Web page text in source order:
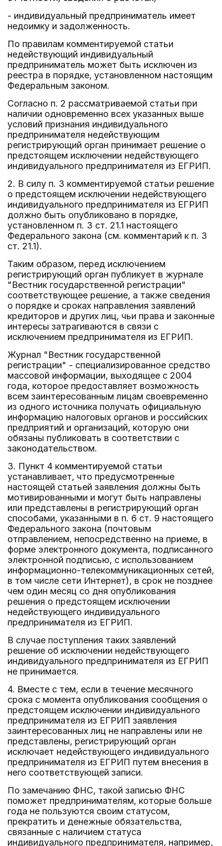
- индивидуальный предприниматель имеет
недоимку и задолженность.
По правилам комментируемой статьи
недействующий индивидуальный
предприниматель может быть исключен из
реестра в порядке, установленном настоящим
Федеральным законом.
Согласно п. 2 рассматриваемой статьи при
наличии одновременно всех указанных выше
условий признания индивидуального
предпринимателя недействующим
регистрирующий орган принимает решение о
предстоящем исключении недействующего
индивидуального предпринимателя из ЕГРИП.
2. В силу п. 3 комментируемой статьи решение
о предстоящем исключении недействующего
индивидуального предпринимателя из ЕГРИП
должно быть опубликовано в порядке,
установленном п. 3 ст. 21.1 настоящего
Федерального закона (см. комментарий к п. 3
ст. 21.1).
Таким образом, перед исключением
регистрирующий орган публикует в журнале
"Вестник государственной регистрации"
соответствующее решение, а также сведения
о порядке и сроках направления заявлений
кредиторов и других лиц, чьи права и законные
интересы затрагиваются в связи с
исключением предпринимателя из ЕГРИП.
Журнал "Вестник государственной
регистрации" - специализированное средство
массовой информации, выходящее с 2004
года, которое предоставляет возможность
всем заинтересованным лицам своевременно
из одного источника получать официальную
информацию налоговых органов и российских
предприятий и организаций, которую они
обязаны публиковать в соответствии с
законодательством.
3. Пункт 4 комментируемой статьи
устанавливает, что предусмотренные
настоящей статьей заявления должны быть
мотивированными и могут быть направлены
или представлены в регистрирующий орган
способами, указанными в п. 6 ст. 9 настоящего
Федерального закона (почтовым
отправлением, непосредственно на приеме, в
форме электронного документа, подписанного
электронной подписью, с использованием
информационно-телекоммуникационных сетей,
в том числе сети Интернет), в срок не позднее
чем один месяц со дня опубликования
решения о предстоящем исключении
недействующего индивидуального
предпринимателя из ЕГРИП.
В случае поступления таких заявлений
решение об исключении недействующего
индивидуального предпринимателя из ЕГРИП
не принимается.
4. Вместе с тем, если в течение месячного
срока с момента опубликования сообщения о
предстоящем исключении индивидуального
предпринимателя из ЕГРИП заявления
заинтересованных лиц не направлены или не
представлены, регистрирующий орган
исключает недействующего индивидуального
предпринимателя из ЕГРИП путем внесения в
него соответствующей записи.
По замечанию ФНС, такой записью ФНС
поможет предпринимателям, которые больше
года не пользуются своим статусом,
прекратить и денежные обязательства,
связанные с наличием статуса
индивидуального предпринимателя, например,